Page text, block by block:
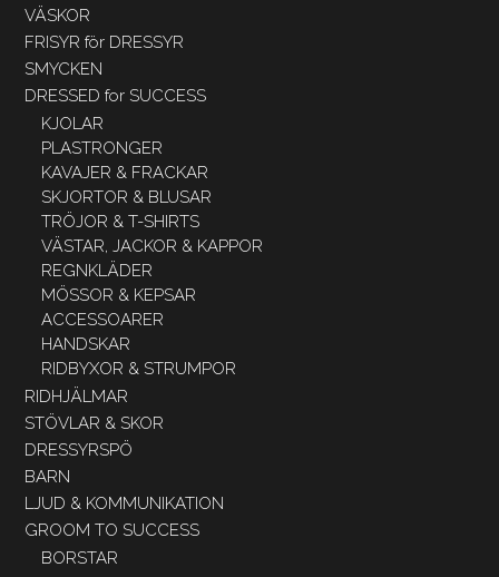
VÄSKOR
FRISYR för DRESSYR
SMYCKEN
DRESSED for SUCCESS
KJOLAR
PLASTRONGER
KAVAJER & FRACKAR
SKJORTOR & BLUSAR
TRÖJOR & T-SHIRTS
VÄSTAR, JACKOR & KAPPOR
REGNKLÄDER
MÖSSOR & KEPSAR
ACCESSOARER
HANDSKAR
RIDBYXOR & STRUMPOR
RIDHJÄLMAR
STÖVLAR & SKOR
DRESSYRSPÖ
BARN
LJUD & KOMMUNIKATION
GROOM TO SUCCESS
BORSTAR